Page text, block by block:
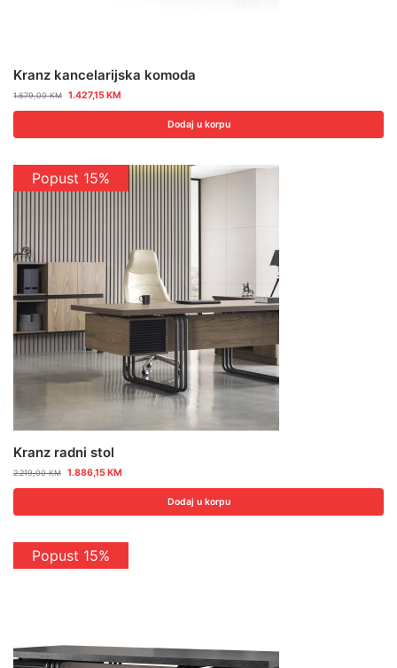
Kranz kancelarijska komoda
1.679,00KM 1.427,15KM
Dodaj u korpu
Popust 15%
Kranz radni stol
2.219,00KM 1.886,15KM
Dodaj u korpu
Popust 15%